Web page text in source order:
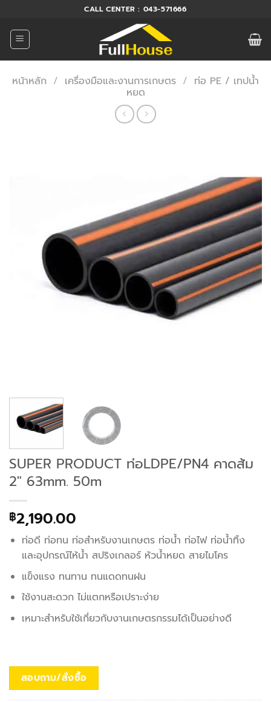
ยัง
เนื้อหา
CALL CENTER : 043-571666
หน้าหลัก / เครื่องมือและงานการเกษตร / ท่อ PE / เทปน้ำ
หยด
SUPER PRODUCT ท่อLDPE/PN4 คาดส้ม
2″ 63mm. 50m
฿2,190.00
ท่อดี ท่อทน ท่อสำหรับงานเกษตร ท่อน้ำ ท่อไฟ ท่อน้ำทิ้ง
และอุปกรณ์ไห้น้ำ สปริงเกลอร์ หัวน้ำหยด สายไมโคร
แข็งแรง ทนทาน ทนแดดทนฝน
ใช้งานสะดวก ไม่แตกหรือเปราะง่าย
เหมาะสำหรับใช้เกี่ยวกับงานเกษตรกรรมได้เป็นอย่างดี
สอบถาม/สั่งซื้อ